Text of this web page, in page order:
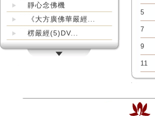
靜心念佛機
《大方廣佛華嚴經...
楞嚴經(5)DV...
5
7
9
11